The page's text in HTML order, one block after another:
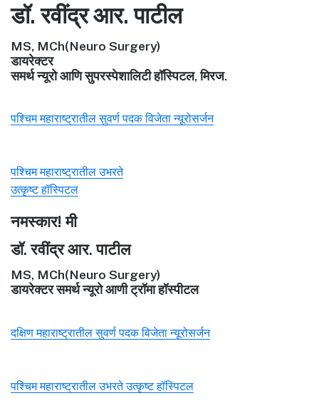
डॉ. रवींद्र आर. पाटील
MS, MCh(Neuro Surgery)
डायरेक्टर
समर्थ न्यूरो आणि सुपरस्पेशालिटी हॉस्पिटल, मिरज.
पश्चिम महाराष्ट्रातील सुवर्ण पदक विजेता न्यूरोसर्जन
पश्चिम महाराष्ट्रातील उभरते
उत्कृष्ट हॉस्पिटल
नमस्कार! मी
डॉ. रवींद्र आर. पाटील
MS, MCh(Neuro Surgery)
डायरेक्टर समर्थ न्यूरो आणी ट्रॉमा हॉस्पीटल
दक्षिण महाराष्ट्रातील सुवर्ण पदक विजेता न्यूरोसर्जन
पश्चिम महाराष्ट्रातील उभरते उत्कृष्ट हॉस्पिटल